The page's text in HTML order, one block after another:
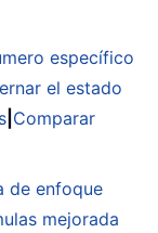
específico
el estado
Comparar
de enfoque
mejorada